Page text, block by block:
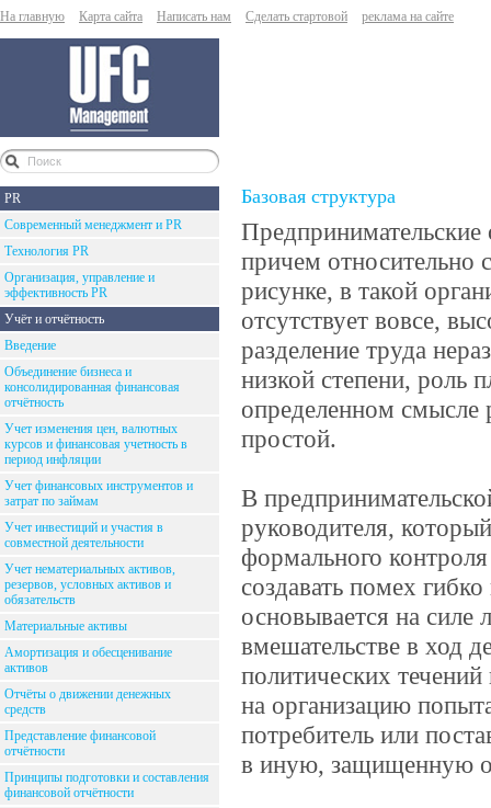
На главную Карта сайта Написать нам Сделать стартовой реклама на сайте
PR
Современный менеджмент и PR
Технология PR
Организация, управление и
эффективность PR
Учёт и отчётность
Введение
Объединение бизнеса и
консолидированная финансовая
отчётность
Учет изменения цен, валютных
курсов и финансовая учетность в
период инфляции
Учет финансовых инструментов и
затрат по займам
Учет инвестиций и участия в
совместной деятельности
Учет нематериальных активов,
резервов, условных активов и
обязательств
Материальные активы
Амортизация и обесценивание
активов
Отчёты о движении денежных
средств
Представление финансовой
отчётности
Принципы подготовки и составления
финансовой отчётности
Базовая структура
Предпринимательские
причем относительно
рисунке, в такой
отсутствует вовсе,
разделение труда
низкой степени, роль
определенном смысле
простой.
В
руководителя,
формального
создавать помех
основывается на силе
вмешательстве в ход
политических
на организацию
потребитель или
в иную, защищенную